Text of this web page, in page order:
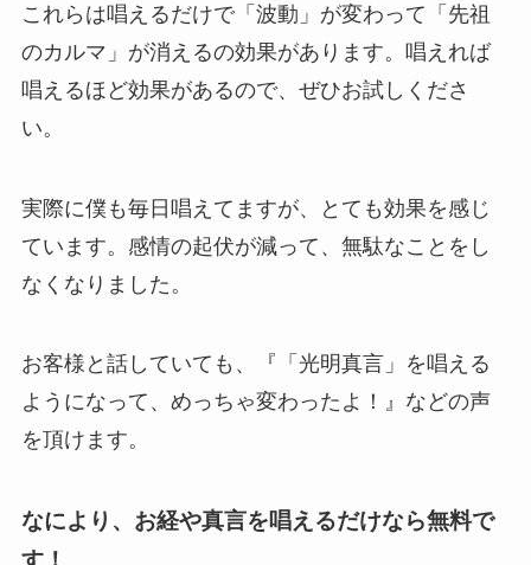
これらは唱えるだけで「波動」が変わって「先祖
のカルマ」が消えるの効果があります。唱えれば
唱えるほど効果があるので、ぜひお試しくださ
い。
実際に僕も毎日唱えてますが、とても効果を感じ
ています。感情の起伏が減って、無駄なことをし
なくなりました。
お客様と話していても、『「光明真言」を唱える
ようになって、めっちゃ変わったよ！』などの声
を頂けます。
なにより、お経や真言を唱えるだけなら無料で
す！